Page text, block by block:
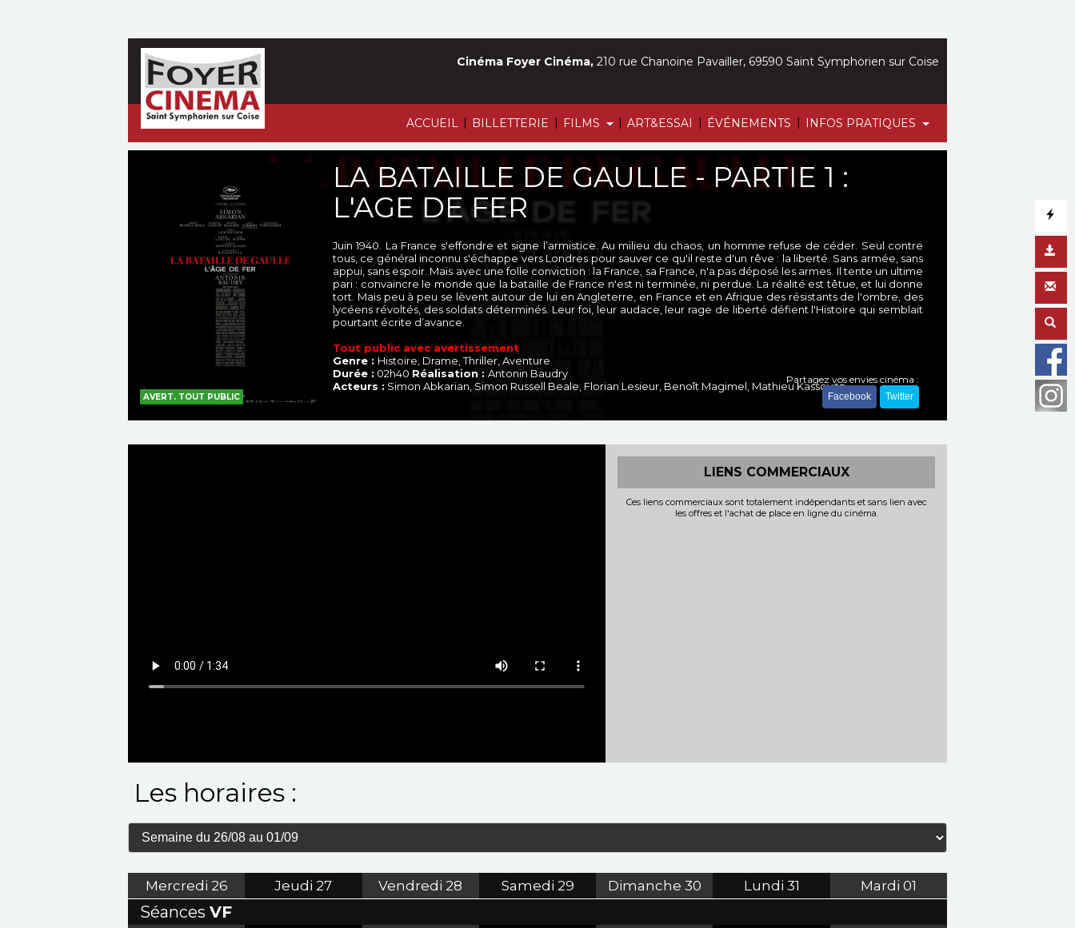
ACCUEIL | BILLETTERIE | FILMS | ART&ESSAI | ÉVÉNEMENTS | INFOS PRATIQUES
Cinéma Foyer Cinéma, 210 rue Chanoine Pavailler, 69590 Saint Symphorien sur Coise
AVERT. TOUT PUBLIC
LA BATAILLE DE GAULLE - PARTIE 1 :
L'AGE DE FER
Juin 1940. La France s'effondre et signe l’armistice. Au milieu du chaos, un homme refuse de céder. Seul contre
tous, ce général inconnu s'échappe vers Londres pour sauver ce qu'il reste d'un rêve : la liberté. Sans armée, sans
appui, sans espoir. Mais avec une folle conviction : la France, sa France, n'a pas déposé les armes. Il tente un ultime
pari : convaincre le monde que la bataille de France n'est ni terminée, ni perdue. La réalité est têtue, et lui donne
tort. Mais peu à peu se lèvent autour de lui en Angleterre, en France et en Afrique des résistants de l'ombre, des
lycéens révoltés, des soldats déterminés. Leur foi, leur audace, leur rage de liberté défient l'Histoire qui semblait
pourtant écrite d’avance.
Tout public avec avertissement
Genre : Histoire, Drame, Thriller, Aventure
Durée : 02h40 Réalisation : Antonin Baudry
Acteurs : Simon Abkarian, Simon Russell Beale, Florian Lesieur, Benoît Magimel, Mathieu Kassovitz
Partagez vos envies cinéma :
Facebook Twitter
LIENS COMMERCIAUX
Ces liens commerciaux sont totalement indépendants et sans lien avec
les offres et l'achat de place en ligne du cinéma.
Les horaires :
Mercredi 26 Jeudi 27 Vendredi 28 Samedi 29 Dimanche 30 Lundi 31 Mardi 01
Séances VF